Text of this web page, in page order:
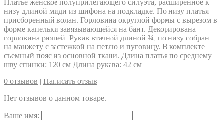
Платье женское полуприлегающего силуэта, расширенное к
низу длиной миди из шифона на подкладке. По низу платья
присборенный волан. Горловина округлой формы с вырезом в
форме капельки завязывающейся на бант. Декорирована
горловина рюшей. Рукав втачной длиной ¾, по низу собран
на манжету с застежкой на петлю и пуговицу. В комплекте
съемный пояс из основной ткани. Длина платья по среднему
шву спинки: 120 см Длина рукава: 42 см
0 отзывов | Написать отзыв
Нет отзывов о данном товаре.
Ваше имя: